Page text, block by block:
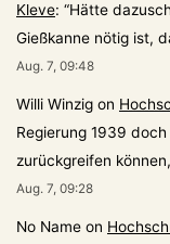
Kleve: “Hätte
Gießkanne nötig ist,
Aug. 7, 09:48
Willi Winzig on
Regierung 1939
zurückgreifen
Aug. 7, 09:28
No Name on